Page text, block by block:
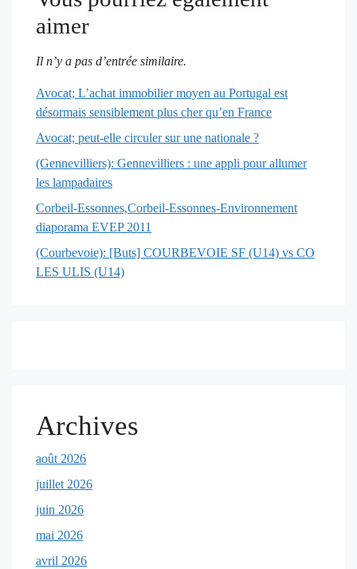
aimer
Il n’y a pas d’entrée similaire.
Avocat; L’achat immobilier moyen au Portugal est
désormais sensiblement plus cher qu’en France
Avocat; peut-elle circuler sur une nationale ?
(Gennevilliers): Gennevilliers : une appli pour allumer
les lampadaires
Corbeil-Essonnes,Corbeil-Essonnes-Environnement
diaporama EVEP 2011
(Courbevoie): [Buts] COURBEVOIE SF (U14) vs CO
LES ULIS (U14)
Archives
août 2026
juillet 2026
juin 2026
mai 2026
avril 2026